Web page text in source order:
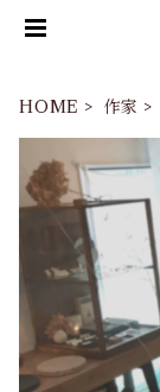
HOME 作家